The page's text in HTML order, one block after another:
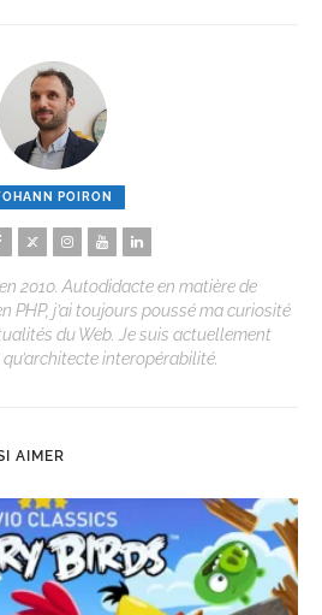
POIRON
2010. Autodidacte en matière de
PHP, j’ai toujours poussé ma curiosité
du Web. Je suis actuellement
interopérabilité.
AIMER